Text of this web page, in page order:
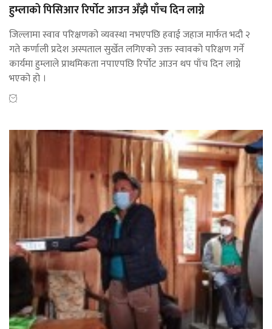
हुम्लाको पिसिआर रिर्पोट आउन अँझै पाँच दिन लाग्ने
जिल्लामा स्वाव परिक्षणको व्यवस्था नभएपछि हवाई जहाज मार्फत भदौ २
गते कर्णाली प्रदेश अस्पताल सुर्खेत लगिएको उक्त स्वावको परिक्षण गर्ने
कार्यमा हुम्लाले प्राथमिकता नपाएपछि रिर्पोट आउन थप पाँच दिन लाग्ने
भएको हो ।